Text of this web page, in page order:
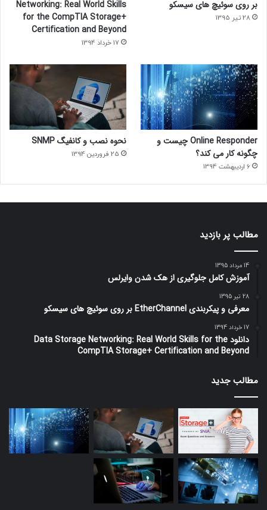
بر روی سوئیچ های سیسکو
28 تیر 1395
Networking: Real World Skills
for the CompTIA Storage+
Certification and Beyond
17 خرداد 1394
Online Responder چیست و
چگونه کار می کند؟
6 اردیبهشت 1394
نحوه نصب و کانفیگ SNMP
25 فروردین 1394
مطالب پر بازدید
14 مرداد 1395
آموزش کامل جلوگیری از هک شدن وایرلس
28 تیر 1395
معرفی و پیکربندی EtherChannel بر روی سوئیچ های سیسکو
17 خرداد 1394
دانلود Data Storage Networking: Real World Skills for the
CompTIA Storage+ Certification and Beyond
مطالب جدید